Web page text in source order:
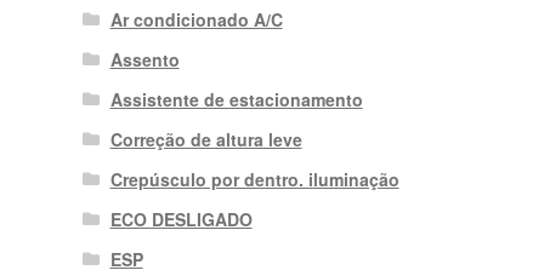
Ar condicionado A/C
Assento
Assistente de estacionamento
Correção de altura leve
Crepúsculo por dentro. iluminação
ECO DESLIGADO
ESP